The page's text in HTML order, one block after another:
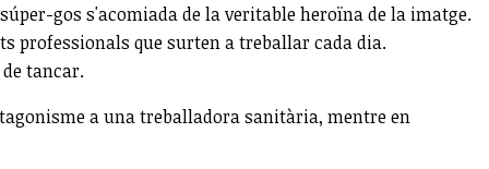
gos s'acomiada de la veritable heroïna de la imatge.
professionals que surten a treballar cada dia.
tancar.
a una treballadora sanitària, mentre en